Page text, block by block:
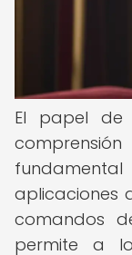
El papel de
aplicaciones
comandos
permite a